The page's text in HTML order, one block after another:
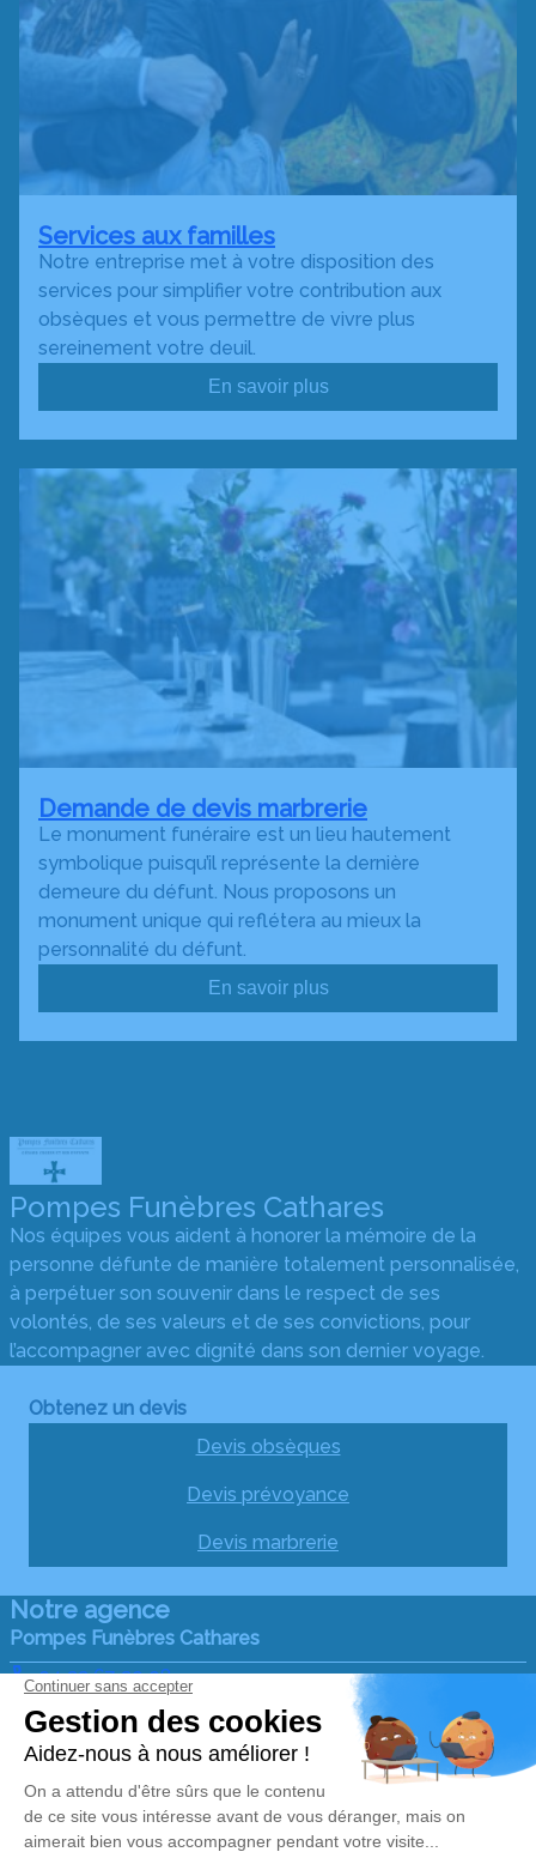
Services aux familles
Notre entreprise met à votre disposition des
services pour simplifier votre contribution aux
obsèques et vous permettre de vivre plus
sereinement votre deuil.
En savoir plus
Demande de devis marbrerie
Le monument funéraire est un lieu hautement
symbolique puisqu’il représente la dernière
demeure du défunt. Nous proposons un
monument unique qui reflétera au mieux la
personnalité du défunt.
En savoir plus
Pompes Funèbres Cathares
Nos équipes vous aident à honorer la mémoire de la
personne défunte de manière totalement personnalisée,
à perpétuer son souvenir dans le respect de ses
volontés, de ses valeurs et de ses convictions, pour
l’accompagner avec dignité dans son dernier voyage.
Obtenez un devis
Devis obsèques
Devis prévoyance
Devis marbrerie
Notre agence
Pompes Funèbres Cathares
04 22 67 20 08
pompes.funebres.cathares@wanadoo.fr
29, Rue des Augustins – 11300 – Limoux
4.9/5 – 116 avis
Nos Services
Services aux familles
Liens utiles
Avis de décès